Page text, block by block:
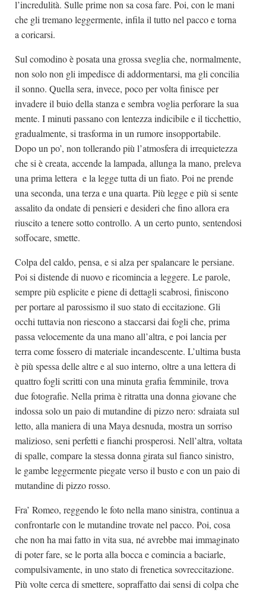
l’incredulità. Sulle prime non sa cosa fare. Poi, con le mani
che gli tremano leggermente, infila il tutto nel pacco e torna
a coricarsi.
Sul comodino è posata una grossa sveglia che, normalmente,
non solo non gli impedisce di addormentarsi, ma gli concilia
il sonno. Quella sera, invece, poco per volta finisce per
invadere il buio della stanza e sembra voglia perforare la sua
mente. I minuti passano con lentezza indicibile e il ticchettio,
gradualmente, si trasforma in un rumore insopportabile.
Dopo un po’, non tollerando più l’atmosfera di irrequietezza
che si è creata, accende la lampada, allunga la mano, preleva
una prima lettera e la legge tutta di un fiato. Poi ne prende
una seconda, una terza e una quarta. Più legge e più si sente
assalito da ondate di pensieri e desideri che fino allora era
riuscito a tenere sotto controllo. A un certo punto, sentendosi
soffocare, smette.
Colpa del caldo, pensa, e si alza per spalancare le persiane.
Poi si distende di nuovo e ricomincia a leggere. Le parole,
sempre più esplicite e piene di dettagli scabrosi, finiscono
per portare al parossismo il suo stato di eccitazione. Gli
occhi tuttavia non riescono a staccarsi dai fogli che, prima
passa velocemente da una mano all’altra, e poi lancia per
terra come fossero di materiale incandescente. L’ultima busta
è più spessa delle altre e al suo interno, oltre a una lettera di
quattro fogli scritti con una minuta grafia femminile, trova
due fotografie. Nella prima è ritratta una donna giovane che
indossa solo un paio di mutandine di pizzo nero: sdraiata sul
letto, alla maniera di una Maya desnuda, mostra un sorriso
malizioso, seni perfetti e fianchi prosperosi. Nell’altra, voltata
di spalle, compare la stessa donna girata sul fianco sinistro,
le gambe leggermente piegate verso il busto e con un paio di
mutandine di pizzo rosso.
Fra’ Romeo, reggendo le foto nella mano sinistra, continua a
confrontarle con le mutandine trovate nel pacco. Poi, cosa
che non ha mai fatto in vita sua, né avrebbe mai immaginato
di poter fare, se le porta alla bocca e comincia a baciarle,
compulsivamente, in uno stato di frenetica sovreccitazione.
Più volte cerca di smettere, sopraffatto dai sensi di colpa che